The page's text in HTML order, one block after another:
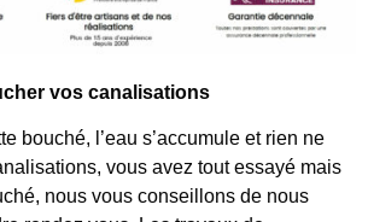
vos canalisations
bouché, l’eau s’accumule et rien ne
vous avez tout essayé mais
nous vous conseillons de nous